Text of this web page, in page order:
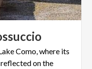
Como, where its
on the